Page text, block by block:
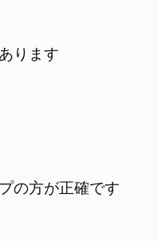
ります
の方が正確です